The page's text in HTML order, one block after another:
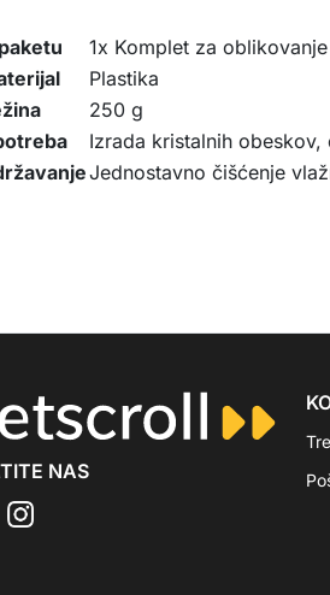
1x Komplet za
Plastika
250 g
Izrada kristalnih
Jednostavno čišćenje
NAS